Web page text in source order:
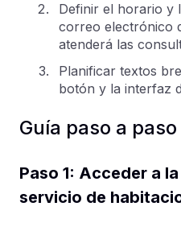
Definir el horario y
correo electrónico
atenderá las
Planificar textos
botón y la interfaz
Guía paso a paso
Paso 1: Acceder a
servicio de